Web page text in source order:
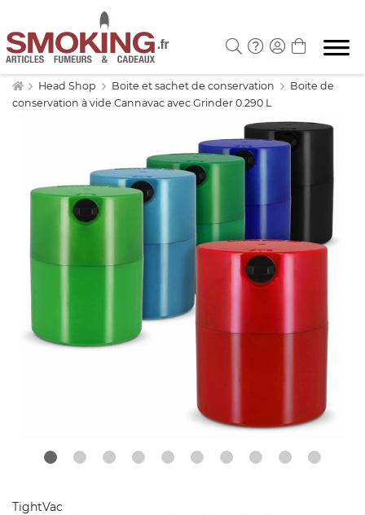
Head Shop Boite et sachet de conservation
Boite de
conservation à vide Cannavac avec Grinder 0.290 L
TightVac